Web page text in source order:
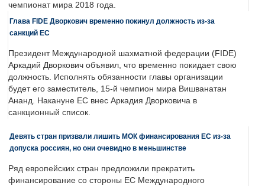
чемпионат мира 2018 года.
Глава FIDE Дворкович временно покинул должность из-за
санкций ЕС
Президент Международной шахматной федерации (FIDE)
Аркадий Дворкович объявил, что временно покидает свою
должность. Исполнять обязанности главы организации
будет его заместитель, 15-й чемпион мира Вишванатан
Ананд. Накануне ЕС внес Аркадия Дворковича в
санкционный список.
Девять стран призвали лишить МОК финансирования ЕС из-за
допуска россиян, но они очевидно в меньшинстве
Ряд европейских стран предложили прекратить
финансирование со стороны ЕС Международного